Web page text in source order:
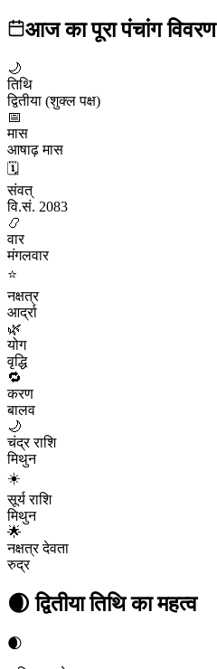
आज का पूरा पंचांग विवरण
🌙
तिथि
द्वितीया (शुक्ल पक्ष)
📅
मास
आषाढ़ मास
🗓️
संवत्
वि.सं. 2083
📿
वार
मंगलवार
⭐
नक्षत्र
आर्द्रा
🌿
योग
वृद्धि
🔁
करण
बालव
🌙
चंद्र राशि
मिथुन
☀️
सूर्य राशि
मिथुन
🌟
नक्षत्र देवता
रुद्र
🌒 द्वितीया तिथि का महत्व
🌒